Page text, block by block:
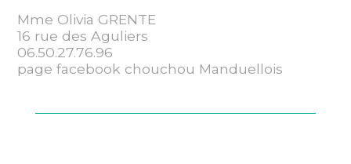
Mme Olivia GRENTE
16 rue des Aguliers
06.50.27.76.96
page facebook chouchou Manduellois